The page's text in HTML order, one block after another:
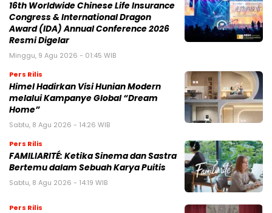
16th Worldwide Chinese Life Insurance
Congress & International Dragon
Award (IDA) Annual Conference 2026
Resmi Digelar
Minggu, 9 Agu 2026 - 01:45 WIB
Pers Rilis
Himel Hadirkan Visi Hunian Modern
melalui Kampanye Global “Dream
Home”
Sabtu, 8 Agu 2026 - 14:26 WIB
Pers Rilis
FAMILIARITÉ: Ketika Sinema dan Sastra
Bertemu dalam Sebuah Karya Puitis
Sabtu, 8 Agu 2026 - 14:19 WIB
Pers Rilis